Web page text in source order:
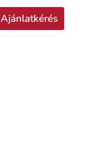
Ajánlatkérés